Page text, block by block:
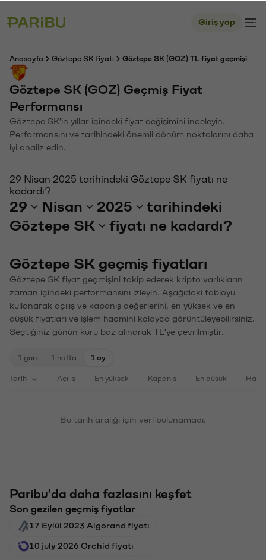
Giriş yap
Anasayfa Göztepe SK fiyatı Göztepe SK (GOZ) TL fiyat geçmişi
Göztepe SK (GOZ) Geçmiş Fiyat
Performansı
Göztepe SK'in yıllar içindeki fiyat değişimini inceleyin.
Performansını ve tarihindeki önemli dönüm noktalarını daha
iyi analiz edin.
29 Nisan 2025 tarihindeki Göztepe SK fiyatı ne
kadardı?
29 Nisan 2025
tarihindeki
Göztepe SK
fiyatı ne kadardı?
Göztepe SK geçmiş fiyatları
Göztepe SK fiyat geçmişini takip ederek kripto varlıkların
zaman içindeki performansını izleyin. Aşağıdaki tabloyu
kullanarak açılış ve kapanış değerlerini, en yüksek ve en
düşük fiyatları ve işlem hacmini kolayca görüntüleyebilirsiniz.
Seçtiğiniz günün kuru baz alınarak TL'ye çevrilmiştir.
1 gün 1 hafta 1 ay
Tarih Açılış En yüksek Kapanış En düşük
Bu tarih aralığı için veri bulunamadı.
Paribu'da daha fazlasını keşfet
Son gezilen geçmiş fiyatlar
17 Eylül 2023 Algorand fiyatı
10 july 2026 Orchid fiyatı